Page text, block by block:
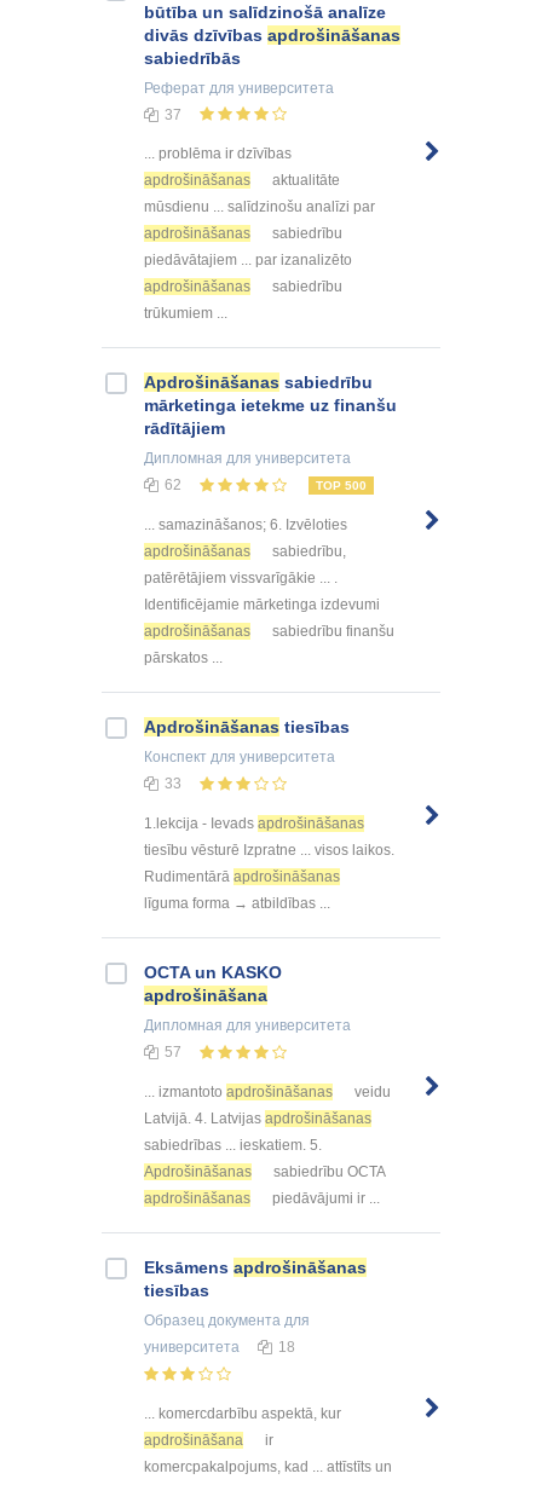
būtība un salīdzinošā analīze
divās dzīvības apdrošināšanas
sabiedrībās
Реферат для университета
37
... problēma ir dzīvības
apdrošināšanas
aktualitāte
mūsdienu ... salīdzinošu analīzi par
apdrošināšanas
sabiedrību
piedāvātajiem ... par izanalizēto
apdrošināšanas
sabiedrību
trūkumiem ...
Apdrošināšanas sabiedrību
mārketinga ietekme uz finanšu
rādītājiem
Дипломная для университета
62
TOP 500
... samazināšanos; 6. Izvēloties
apdrošināšanas
sabiedrību,
patērētājiem vissvarīgākie ... .
Identificējamie mārketinga izdevumi
apdrošināšanas
sabiedrību finanšu
pārskatos ...
Apdrošināšanas tiesības
Конспект для университета
33
1.lekcija - Ievads apdrošināšanas
tiesību vēsturē Izpratne ... visos laikos.
Rudimentārā apdrošināšanas
līguma forma → atbildības ...
OCTA un KASKO
apdrošināšana
Дипломная для университета
57
... izmantoto apdrošināšanas
veidu
Latvijā. 4. Latvijas apdrošināšanas
sabiedrības ... ieskatiem. 5.
Apdrošināšanas
sabiedrību OCTA
apdrošināšanas
piedāvājumi ir ...
Eksāmens apdrošināšanas
tiesības
Образец документа для
университета
18
... komercdarbību aspektā, kur
apdrošināšana
ir
komercpakalpojums, kad ... attīstīts un